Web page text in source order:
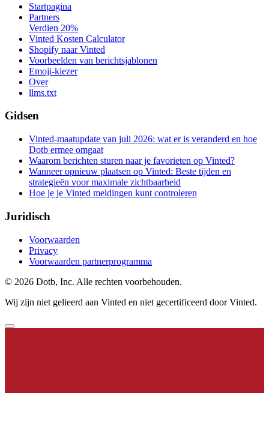
Startpagina
Partners
Verdien 20%
Vinted Kosten Calculator
Shopify naar Vinted
Voorbeelden van berichtsjablonen
Emoji-kiezer
Over
llms.txt
Gidsen
Vinted-maatupdate van juli 2026: wat er is veranderd en hoe
Dotb ermee omgaat
Waarom berichten sturen naar je favorieten op Vinted?
Wanneer opnieuw plaatsen op Vinted: Beste tijden en
strategieën voor maximale zichtbaarheid
Hoe je je Vinted meldingen kunt controleren
Juridisch
Voorwaarden
Privacy
Voorwaarden partnerprogramma
© 2026 Dotb, Inc. Alle rechten voorbehouden.
Wij zijn niet gelieerd aan Vinted en niet gecertificeerd door Vinted.